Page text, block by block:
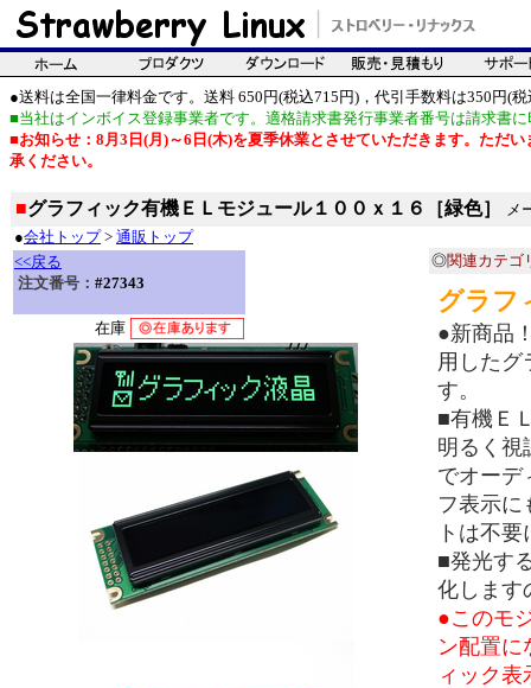
●送料は全国一律料金です。送料 650円(税込715円)，代引手数料は350円(税
■当社はインボイス登録事業者です。適格請求書発行事業者番号は請求書
■お知らせ：8月3日(月)～6日(木)を夏季休業とさせていただきます。ただ
承ください。
■グラフィック有機ＥＬモジュール１００ｘ１６［緑色］
メ
●会社トップ> 通販トップ
<<戻る
注文番号： #27343
在庫
◎関連カテゴ
グラフ
●新商品
用したグ
す。
■有機Ｅ
明るく視
でオーデ
フ表示に
トは不
■発光す
化します
●このモ
ン配置に
ィック